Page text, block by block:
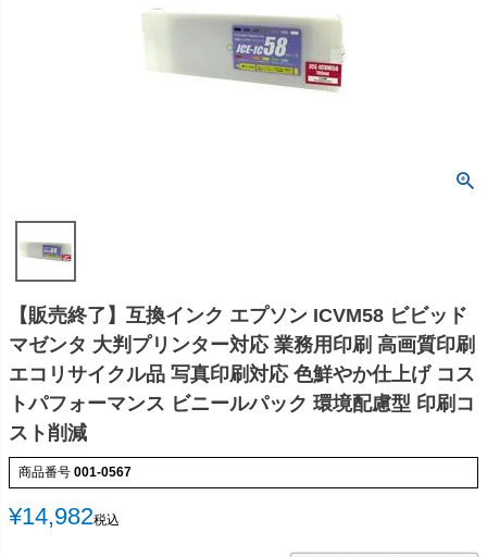
【販売終了】互換インク エプソン ICVM58 ビビッド
マゼンタ 大判プリンター対応 業務用印刷 高画質印刷
エコリサイクル品 写真印刷対応 色鮮やか仕上げ コス
トパフォーマンス ビニールパック 環境配慮型 印刷コ
スト削減
商品番号 001-0567
¥14,982税込